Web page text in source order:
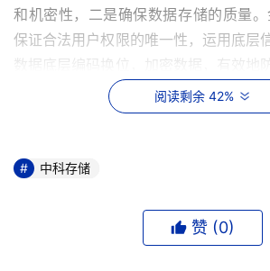
和机密性，二是确保数据存储的质量
保证合法用户权限的唯一性，运用底层
数据底层编码换位，加密数据，有效地
的非法操作和攻击，实现了对信息的有
巨磁阻磁头技术、MEEPRML高密度信
“得失”，成为信息唯一的支配者和拥有
阅读剩余 42%
中科存储
赞 (0)